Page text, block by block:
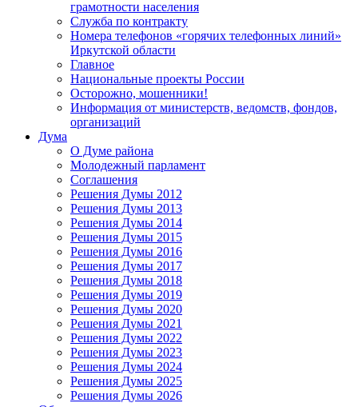
грамотности населения
Служба по контракту
Номера телефонов «горячих телефонных линий»
Иркутской области
Главное
Национальные проекты России
Осторожно, мошенники!
Информация от министерств, ведомств, фондов,
организаций
Дума
О Думе района
Молодежный парламент
Соглашения
Решения Думы 2012
Решения Думы 2013
Решения Думы 2014
Решения Думы 2015
Решения Думы 2016
Решения Думы 2017
Решения Думы 2018
Решения Думы 2019
Решения Думы 2020
Решения Думы 2021
Решения Думы 2022
Решения Думы 2023
Решения Думы 2024
Решения Думы 2025
Решения Думы 2026